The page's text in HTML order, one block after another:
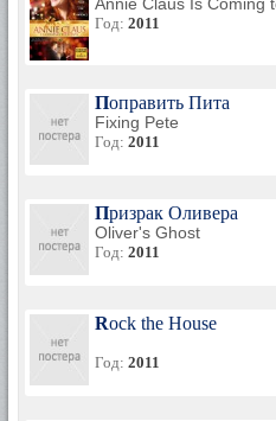
Год: 2011
Поправить Пита
Fixing Pete
Год: 2011
Призрак Оливера
Oliver's Ghost
Год: 2011
Rock the House
Год: 2011